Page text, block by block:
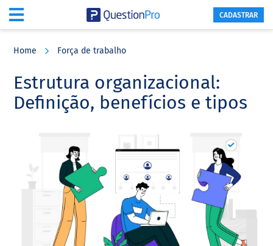
content
sidebar
CADASTRAR
Home Força de trabalho
Estrutura organizacional:
Definição, benefícios e tipos